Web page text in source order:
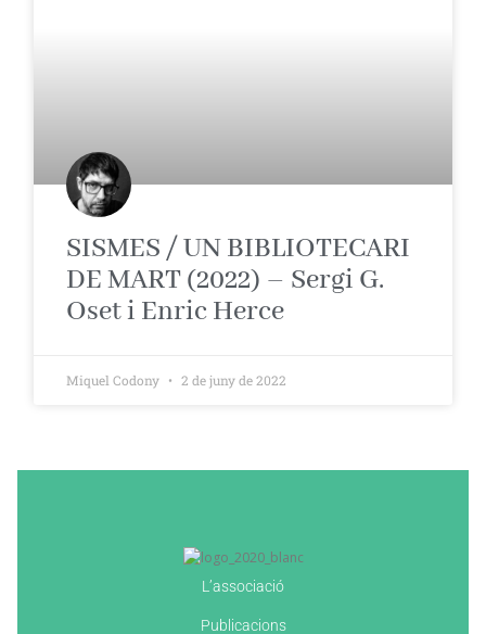
SISMES / UN BIBLIOTECARI
DE MART (2022) – Sergi G.
Oset i Enric Herce
Miquel Codony 2 de juny de 2022
L’associació
Publicacions